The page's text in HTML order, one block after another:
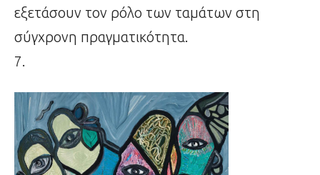
εξετάσουν τον ρόλο των ταμάτων στη
σύγχρονη πραγματικότητα.
7.